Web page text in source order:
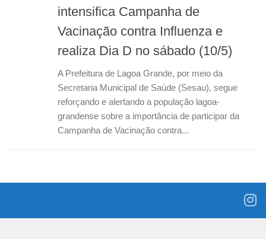
intensifica Campanha de
Vacinação contra Influenza e
realiza Dia D no sábado (10/5)
A Prefeitura de Lagoa Grande, por meio da
Secretaria Municipal de Saúde (Sesau), segue
reforçando e alertando a população lagoa-
grandense sobre a importância de participar da
Campanha de Vacinação contra...